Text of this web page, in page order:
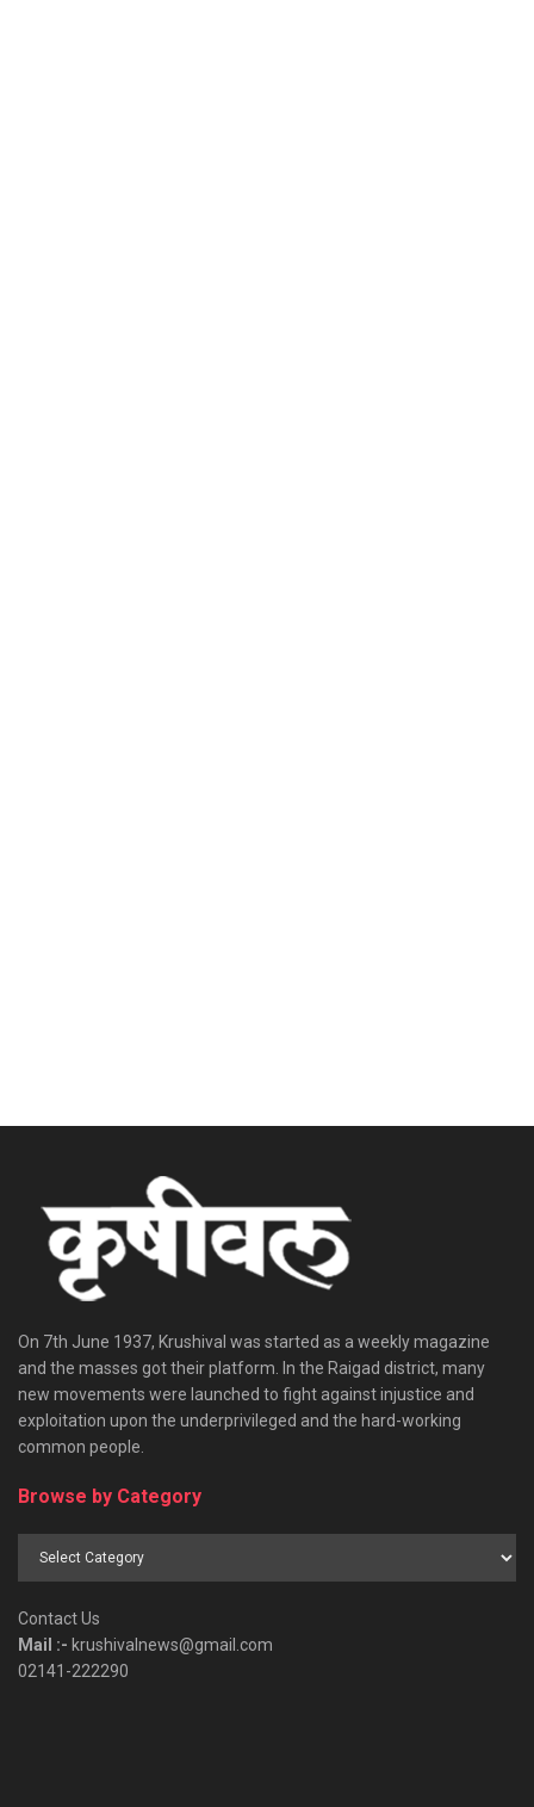
On 7th June 1937, Krushival was started as a weekly magazine
and the masses got their platform. In the Raigad district, many
new movements were launched to fight against injustice and
exploitation upon the underprivileged and the hard-working
common people.
Browse by Category
Browse
Contact Us
Mail :- krushivalnews@gmail.com
02141-222290